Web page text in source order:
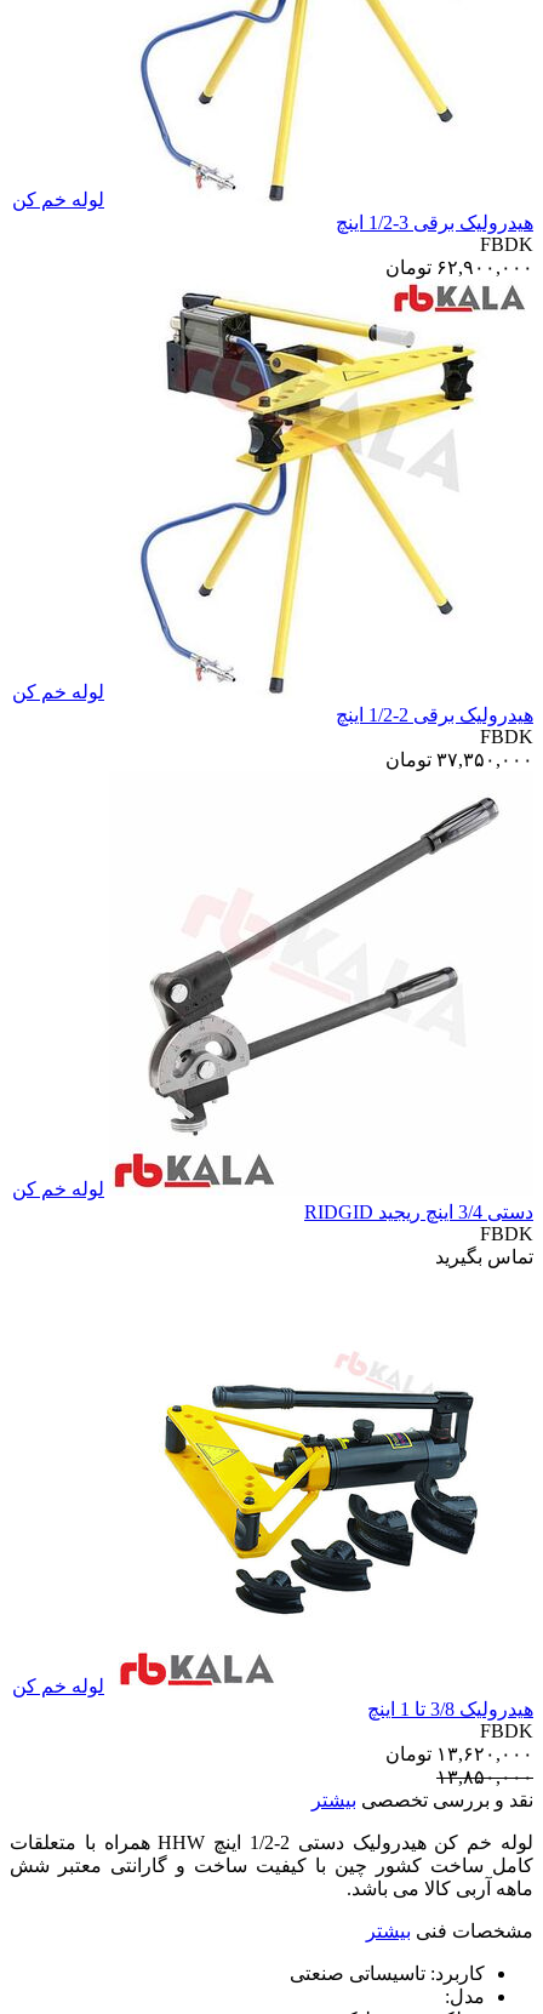
لوله خم کن
هیدرولیک برقی 3-1/2 اینچ
FBDK
۶۲,۹۰۰,۰۰۰ تومان
لوله خم کن
هیدرولیک برقی 2-1/2 اینچ
FBDK
۳۷,۳۵۰,۰۰۰ تومان
لوله خم کن
دستی 3/4 اینچ ریجید RIDGID
FBDK
تماس بگیرید
لوله خم کن
هیدرولیک 3/8 تا 1 اینچ
FBDK
۱۳,۶۲۰,۰۰۰ تومان
۱۳,۸۵۰,۰۰۰
نقد و بررسی تخصصی بیشتر
لوله خم کن هیدرولیک دستی 2-1/2 اینچ HHW همراه با متعلقات
کامل ساخت کشور چین با کیفیت ساخت و گارانتی معتبر شش
ماهه آربی کالا می باشد.
مشخصات فنی بیشتر
کاربرد: تاسیساتی صنعتی
مدل: